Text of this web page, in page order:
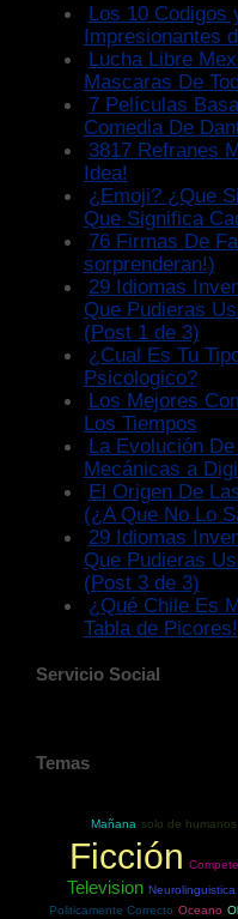
Los 10 Codigos
Impresionantes
Lucha Libre
Mascaras De
7 Películas
Comedia De
3817 Refranes
Idea!
¿Emoji? ¿Que
Que Significa
76 Firmas De
sorprenderan!)
29 Idiomas
Que Pudieras
(Post 1 de 3)
¿Cual Es Tu
Psicologico?
Los Mejores
Los Tiempos
La Evolución
Mecánicas a
El Origen De
(¿A Que No Lo
29 Idiomas
Que Pudieras
(Post 3 de 3)
¿Qué Chile Es
Tabla de Picores!
Servicio Social
Temas
Mañana solo de humanos
Ficción
Television Neurolinguistica
Politicamente Correcto Oceano